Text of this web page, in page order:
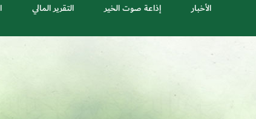
الأخبار إذاعة صوت الخير التقرير المالي